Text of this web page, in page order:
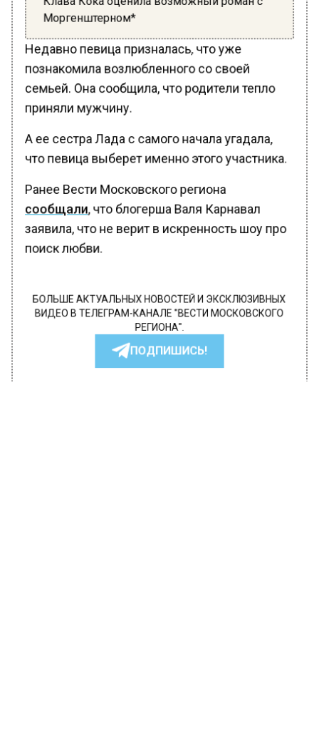
Моргенштерном*
Недавно певица призналась, что уже
познакомила возлюбленного со своей
семьей. Она сообщила, что родители тепло
приняли мужчину.
А ее сестра Лада с самого начала угадала,
что певица выберет именно этого участника.
Ранее Вести Московского региона
сообщали, что блогерша Валя Карнавал
заявила, что не верит в искренность шоу про
поиск любви.
БОЛЬШЕ АКТУАЛЬНЫХ НОВОСТЕЙ И ЭКСКЛЮЗИВНЫХ
ВИДЕО В ТЕЛЕГРАМ-КАНАЛЕ "ВЕСТИ МОСКОВСКОГО
РЕГИОНА".
ПОДПИШИСЬ!